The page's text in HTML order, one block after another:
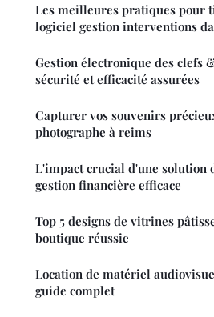
Les meilleures pratiques pour
logiciel gestion interventions
Gestion électronique des clefs
sécurité et efficacité assurées
Capturer vos souvenirs
photographe à reims
L'impact crucial d'une solution
gestion financière efficace
Top 5 designs de vitrines
boutique réussie
Location de matériel
guide complet